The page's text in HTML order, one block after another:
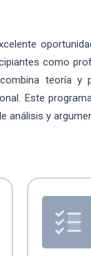
como
teoría y
Este
análisis y